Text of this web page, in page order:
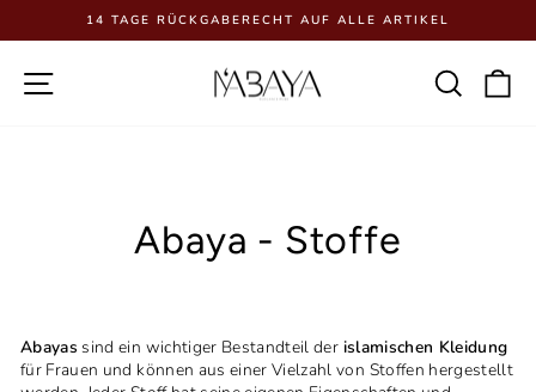
Pause
Diashow
Seitennavigation Suche
Abaya - Stoffe
Abayas sind ein wichtiger Bestandteil der islamischen Kleidung
für Frauen und können aus einer Vielzahl von Stoffen hergestellt